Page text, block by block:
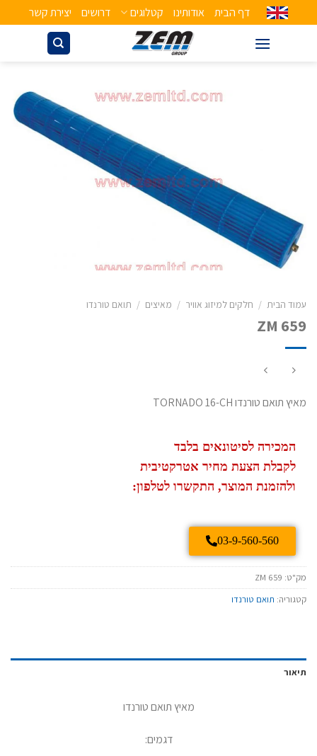
דף הבית אודותינו קטלוגים דרושים יצירת קשר
עמוד הבית / חלקים למיזוג אוויר / מאיצים / תואם טורנדו
ZM 659
מאיץ תואם טורנדו TORNADO 16-CH
המכירה לסיטונאים בלבד
לקבלת הצעת מחיר אטרקטיבית
ולהזמנת המוצר, התקשרו לטלפון:
03-9-560-560
מק"ט: ZM 659
קטגוריה: תואם טורנדו
תיאור
מאיץ תואם טורנדו
דגמים: